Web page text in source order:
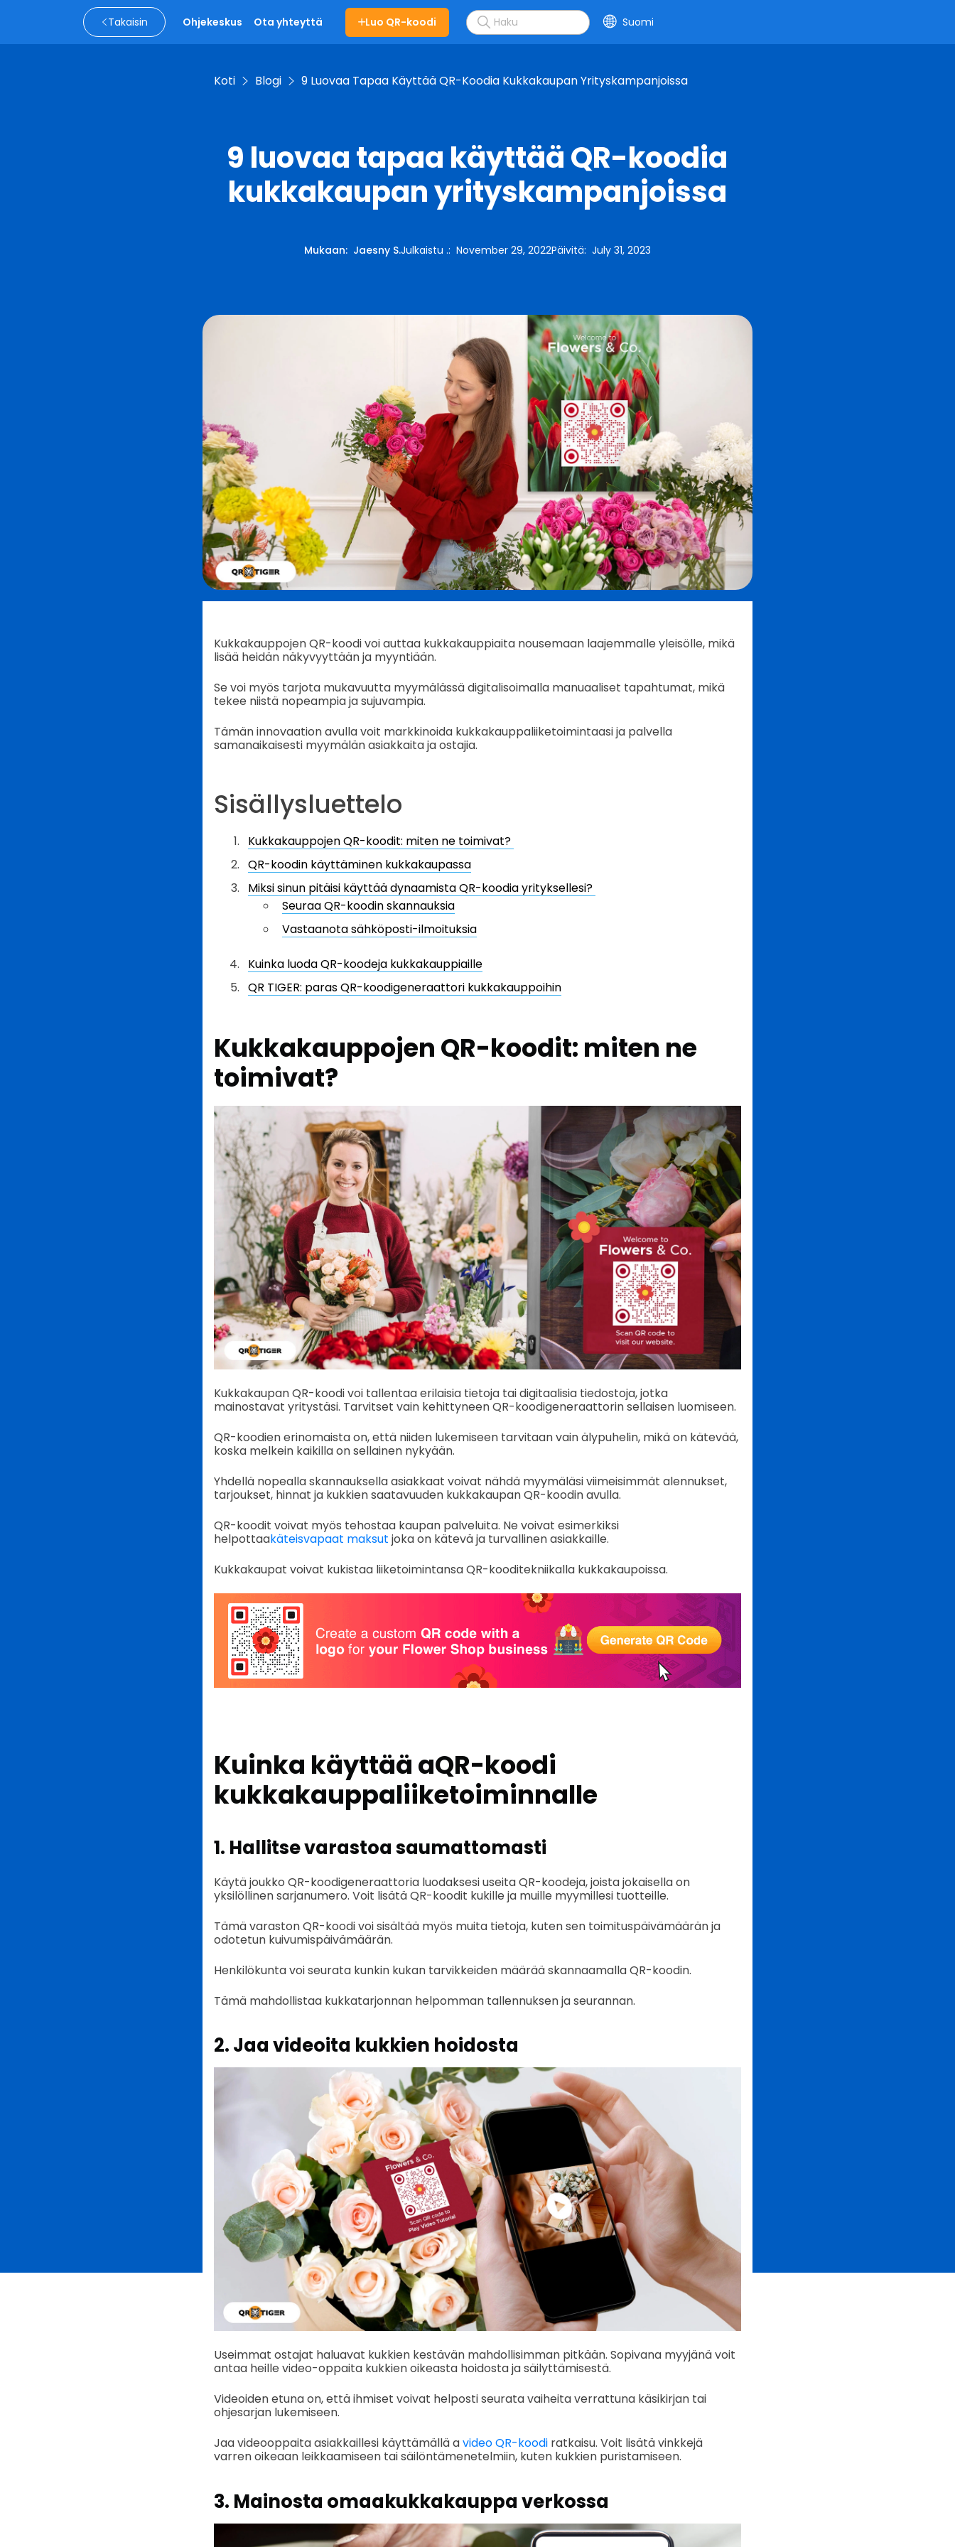
Takaisin Ohjekeskus Ota yhteyttä Luo QR-koodi Suomi
Koti Blogi 9 Luovaa Tapaa Käyttää QR-Koodia Kukkakaupan Yrityskampanjoissa
9 luovaa tapaa käyttää QR-koodia
kukkakaupan yrityskampanjoissa
Mukaan: Jaesny S.Julkaistu .: November 29, 2022Päivitä: July 31, 2023
Kukkakauppojen QR-koodi voi auttaa kukkakauppiaita nousemaan laajemmalle yleisölle, mikä
lisää heidän näkyvyyttään ja myyntiään.
Se voi myös tarjota mukavuutta myymälässä digitalisoimalla manuaaliset tapahtumat, mikä
tekee niistä nopeampia ja sujuvampia.
Tämän innovaation avulla voit markkinoida kukkakauppaliiketoimintaasi ja palvella
samanaikaisesti myymälän asiakkaita ja ostajia.
Sisällysluettelo
Kukkakauppojen QR-koodit: miten ne toimivat?
QR-koodin käyttäminen kukkakaupassa
Miksi sinun pitäisi käyttää dynaamista QR-koodia yrityksellesi?
Seuraa QR-koodin skannauksia
Vastaanota sähköposti-ilmoituksia
Kuinka luoda QR-koodeja kukkakauppiaille
QR TIGER: paras QR-koodigeneraattori kukkakauppoihin
Kukkakauppojen QR-koodit: miten ne
toimivat?
Kukkakaupan QR-koodi voi tallentaa erilaisia tietoja tai digitaalisia tiedostoja, jotka
mainostavat yritystäsi. Tarvitset vain kehittyneen QR-koodigeneraattorin sellaisen luomiseen.
QR-koodien erinomaista on, että niiden lukemiseen tarvitaan vain älypuhelin, mikä on kätevää,
koska melkein kaikilla on sellainen nykyään.
Yhdellä nopealla skannauksella asiakkaat voivat nähdä myymäläsi viimeisimmät alennukset,
tarjoukset, hinnat ja kukkien saatavuuden kukkakaupan QR-koodin avulla.
QR-koodit voivat myös tehostaa kaupan palveluita. Ne voivat esimerkiksi
helpottaakäteisvapaat maksut joka on kätevä ja turvallinen asiakkaille.
Kukkakaupat voivat kukistaa liiketoimintansa QR-kooditekniikalla kukkakaupoissa.
Kuinka käyttää aQR-koodi
kukkakauppaliiketoiminnalle
1. Hallitse varastoa saumattomasti
Käytä joukko QR-koodigeneraattoria luodaksesi useita QR-koodeja, joista jokaisella on
yksilöllinen sarjanumero. Voit lisätä QR-koodit kukille ja muille myymillesi tuotteille.
Tämä varaston QR-koodi voi sisältää myös muita tietoja, kuten sen toimituspäivämäärän ja
odotetun kuivumispäivämäärän.
Henkilökunta voi seurata kunkin kukan tarvikkeiden määrää skannaamalla QR-koodin.
Tämä mahdollistaa kukkatarjonnan helpomman tallennuksen ja seurannan.
2. Jaa videoita kukkien hoidosta
Useimmat ostajat haluavat kukkien kestävän mahdollisimman pitkään. Sopivana myyjänä voit
antaa heille video-oppaita kukkien oikeasta hoidosta ja säilyttämisestä.
Videoiden etuna on, että ihmiset voivat helposti seurata vaiheita verrattuna käsikirjan tai
ohjesarjan lukemiseen.
Jaa videooppaita asiakkaillesi käyttämällä avideo QR-koodiratkaisu. Voit lisätä vinkkejä
varren oikeaan leikkaamiseen tai säilöntämenetelmiin, kuten kukkien puristamiseen.
3. Mainosta omaakukkakauppa verkossa